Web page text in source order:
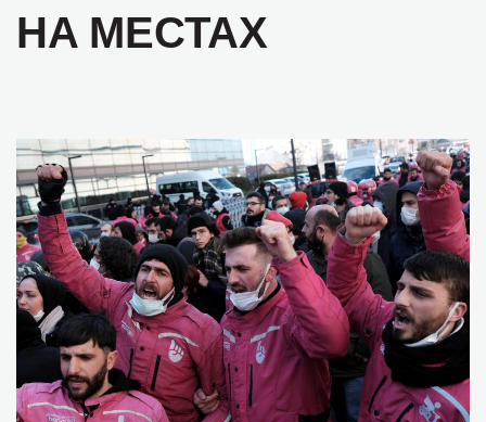
НА МЕСТАХ